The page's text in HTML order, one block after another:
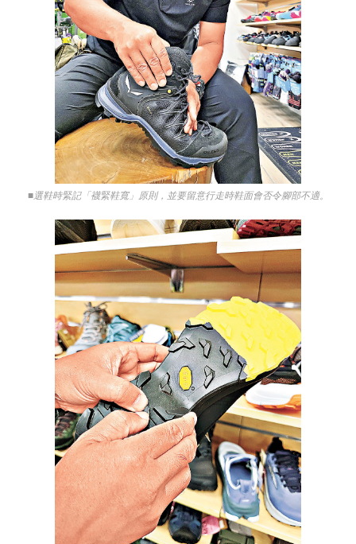
■選鞋時緊記「襪緊鞋寬」原則，並要留意行走時鞋面會否令腳部不適。